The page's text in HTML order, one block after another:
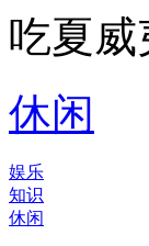
吃夏
休闲
娱乐
知识
休闲